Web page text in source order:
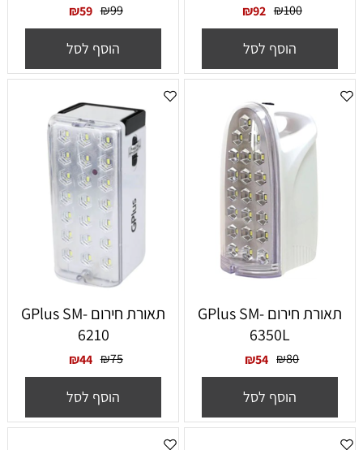
₪100
₪92
הוסף לסל
₪99
₪59
הוסף לסל
תאורת חירום GPlus SM-
6350L
₪80
₪54
הוסף לסל
תאורת חירום GPlus SM-
6210
₪75
₪44
הוסף לסל